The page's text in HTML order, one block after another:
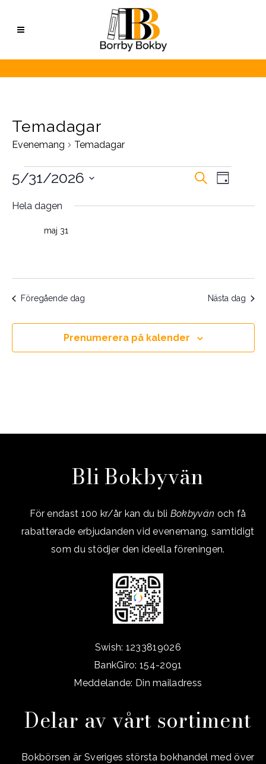
Temadagar
Evenemang Temadagar
Evenemang
för
maj
2026
Search
Sök Dag
5/31/2026
datum.
Hela dagen
maj 31
Föregående dag Nästa dag
Prenumerera på kalender
Bli Bokbyvän
För endast 100 kr/år kan du bli Bokbyvän och få
rabatterade erbjudanden vid evenemang, samtidigt
som du stödjer den ideella föreningen.
Swish: 1233819026
BankGiro: 154-2091
Meddelande: Din mailadress
Delar av vårt sortiment
Bokbörsen är Sveriges största bokhandel med över